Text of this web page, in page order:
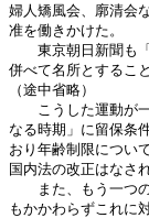
婦人矯風会、廓清会
准を働きかけた。
東京朝日新聞も「
併べて名所とするこ
（途中省略）
こうした運動が一
なる時期」に留保条
おり年齢制限につい
国内法の改正はなさ
また、もう一つの
もかかわらずこれに